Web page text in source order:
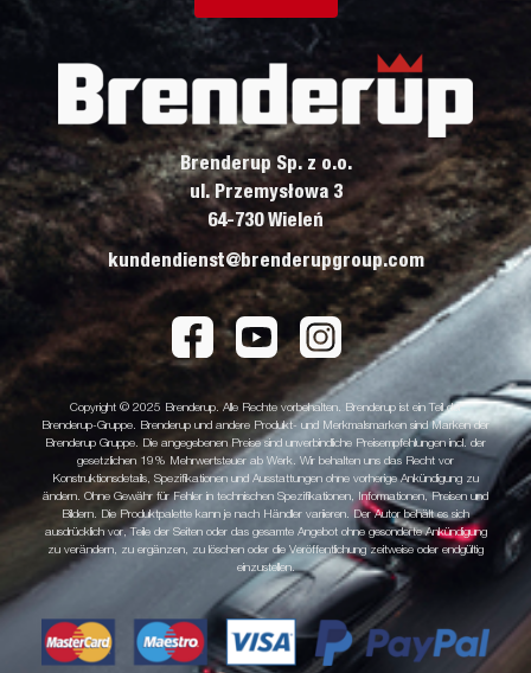
Brenderup Sp. z o.o.
ul. Przemysłowa 3
64-730 Wieleń
kundendienst@brenderupgroup.com
Copyright © 2025 Brenderup. Alle Rechte vorbehalten. Brenderup ist ein Teil der
Brenderup-Gruppe. Brenderup und andere Produkt- und Merkmalsmarken sind Marken der
Brenderup Gruppe. Die angegebenen Preise sind unverbindliche Preisempfehlungen incl. der
gesetzlichen 19% Mehrwertsteuer ab Werk. Wir behalten uns das Recht vor
Konstruktionsdetails, Spezifikationen und Ausstattungen ohne vorherige Ankündigung zu
ändern. Ohne Gewähr für Fehler in technischen Spezifikationen, Informationen, Preisen und
Bildern. Die Produktpalette kann je nach Händler variieren. Der Autor behält es sich
ausdrücklich vor, Teile der Seiten oder das gesamte Angebot ohne gesonderte Ankündigung
zu verändern, zu ergänzen, zu löschen oder die Veröffentlichung zeitweise oder endgültig
einzustellen.